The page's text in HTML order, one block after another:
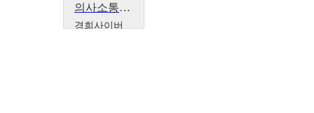
의사소통한국어3 (어휘와 문법)
경희사이버